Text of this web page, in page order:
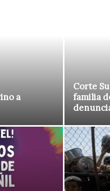
a
Corte
familia